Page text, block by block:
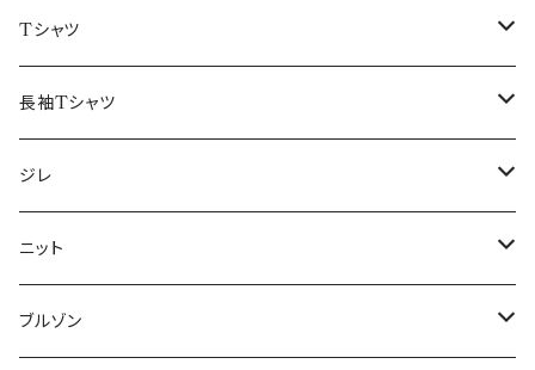
50/XL～
48/L
50/XL～
46/M
48/L
50/XL～
～44/S
46/M
48/L
50/XL～
Tシャツ
～44/S
46/M
48/L
50/XL～
長袖Tシャツ
～44/S
46/M
48/L
ジレ
～44/S
46/M
ニット
～44/S
ブルゾン